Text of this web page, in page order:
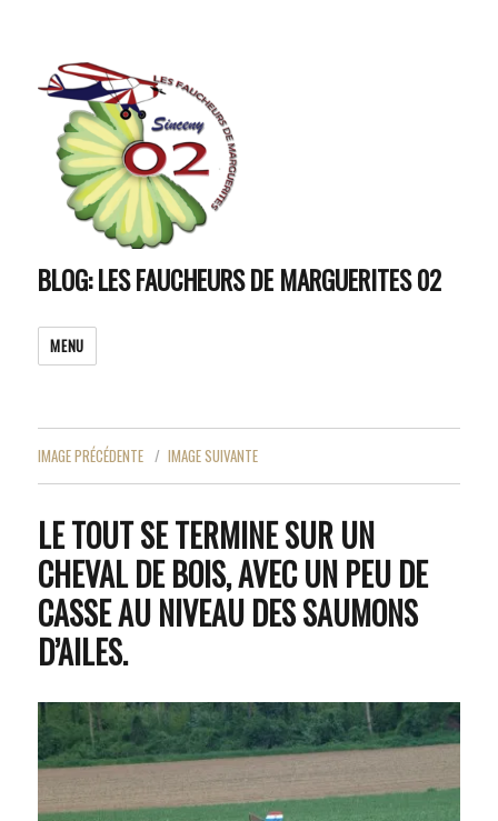
BLOG: LES FAUCHEURS DE MARGUERITES 02
MENU
IMAGE PRÉCÉDENTE IMAGE SUIVANTE
LE TOUT SE TERMINE SUR UN
CHEVAL DE BOIS, AVEC UN PEU DE
CASSE AU NIVEAU DES SAUMONS
D’AILES.